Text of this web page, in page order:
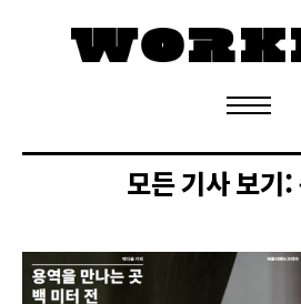
정기구독 신
모든 기사 보기: